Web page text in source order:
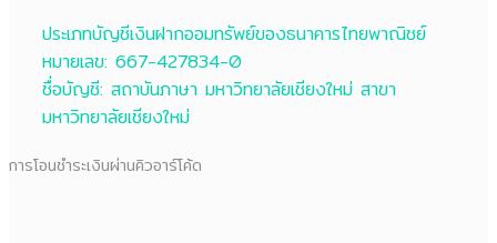
ประเภทบัญชีเงินฝากออมทรัพย์ของธนาคารไทยพาณิชย์
หมายเลข: 667-427834-0
ชื่อบัญชี: สถาบันภาษา มหาวิทยาลัยเชียงใหม่ สาขา
มหาวิทยาลัยเชียงใหม่
การโอนชำระเงินผ่านคิวอาร์โค้ด